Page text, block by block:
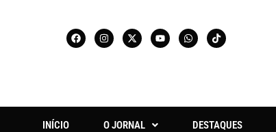
INÍCIO O JORNAL DESTAQUES